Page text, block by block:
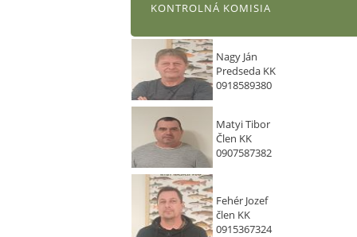
KONTROLNÁ KOMISIA
Nagy Ján
Predseda KK
0918589380
Matyi Tibor
Člen KK
0907587382
Fehér Jozef
člen KK
0915367324